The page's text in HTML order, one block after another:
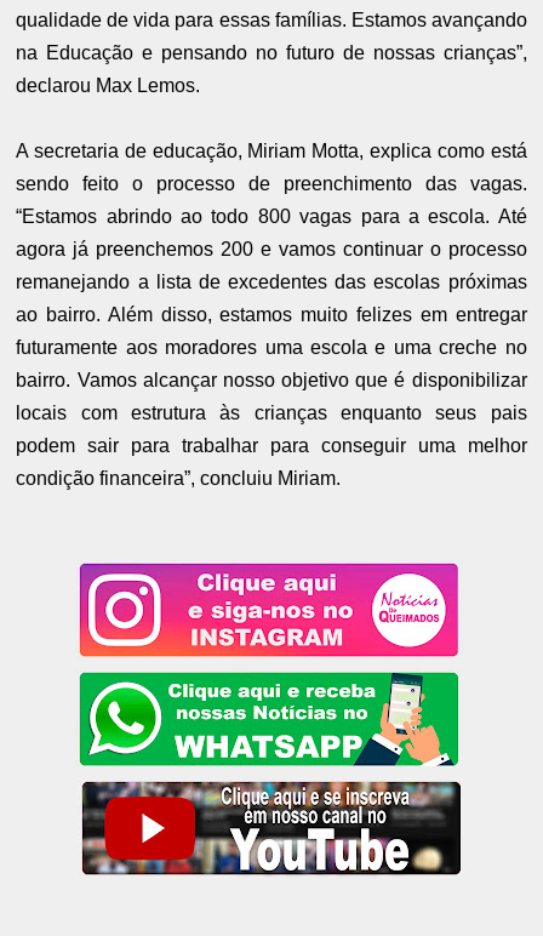
qualidade de vida para essas famílias. Estamos avançando
na Educação e pensando no futuro de nossas crianças”,
declarou Max Lemos.
A secretaria de educação, Miriam Motta, explica como está
sendo feito o processo de preenchimento das vagas.
“Estamos abrindo ao todo 800 vagas para a escola. Até
agora já preenchemos 200 e vamos continuar o processo
remanejando a lista de excedentes das escolas próximas
ao bairro. Além disso, estamos muito felizes em entregar
futuramente aos moradores uma escola e uma creche no
bairro. Vamos alcançar nosso objetivo que é disponibilizar
locais com estrutura às crianças enquanto seus pais
podem sair para trabalhar para conseguir uma melhor
condição financeira”, concluiu Miriam.